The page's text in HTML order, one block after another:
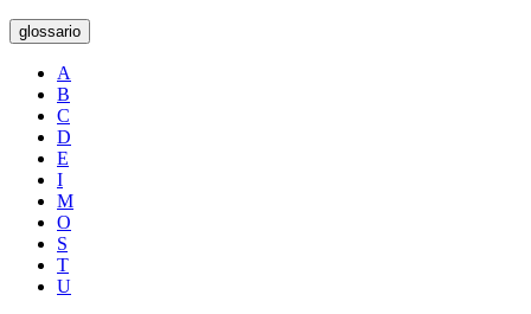
glossario
A
B
C
D
E
I
M
O
S
T
U